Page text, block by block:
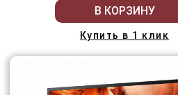
В КОРЗИНУ
Купить в 1 клик